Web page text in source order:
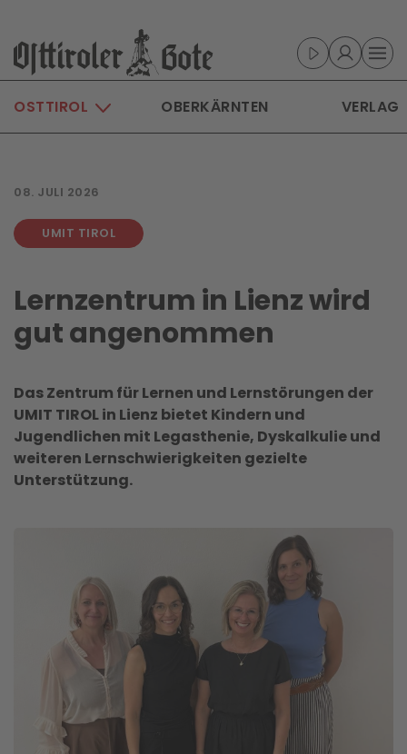
Skip to main content
OSTTIROL OBERKÄRNTEN VERLAG
08. JULI 2026
UMIT TIROL
Lernzentrum in Lienz wird
gut angenommen
Das Zentrum für Lernen und Lernstörungen der
UMIT TIROL in Lienz bietet Kindern und
Jugendlichen mit Legasthenie, Dyskalkulie und
weiteren Lernschwierigkeiten gezielte
Unterstützung.